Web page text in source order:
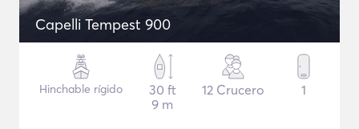
Capelli Tempest 900
Hinchable rígido
30 ft
9 m
12 Crucero 1